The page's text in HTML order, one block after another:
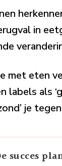
in
met eten
labels als
je tegen
succes